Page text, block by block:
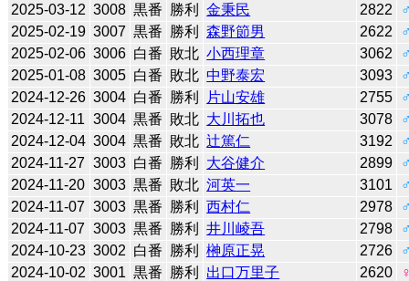
2025-03-12 3008 黒番 勝利 金秉民 2822
2025-02-19 3007 黒番 勝利 森野節男 2622
2025-02-06 3006 白番 敗北 小西理章 3062
2025-01-08 3005 白番 敗北 中野泰宏 3093
2024-12-26 3004 白番 勝利 片山安雄 2755
2024-12-11 3004 黒番 敗北 大川拓也 3078
2024-12-04 3004 黒番 敗北 辻󠄀篤仁 3192
2024-11-27 3003 白番 勝利 大谷健介 2899
2024-11-20 3003 黒番 敗北 河英一 3101
2024-11-07 3003 黒番 勝利 西村仁 2978
2024-11-07 3003 黒番 勝利 井川崚吾 2798
2024-10-23 3002 白番 勝利 榊原正晃 2726
2024-10-02 3001 黒番 勝利 出口万里子 2620